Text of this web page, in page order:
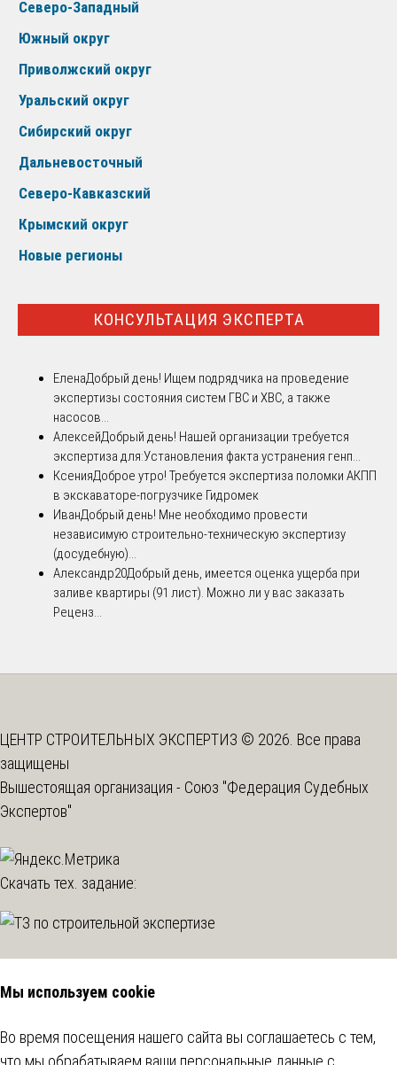
Северо-Западный
Южный округ
Приволжский округ
Уральский округ
Сибирский округ
Дальневосточный
Северо-Кавказский
Крымский округ
Новые регионы
КОНСУЛЬТАЦИЯ ЭКСПЕРТА
ЕленаДобрый день! Ищем подрядчика на проведение
экспертизы состояния систем ГВС и ХВС, а также
насосов...
АлексейДобрый день! Нашей организации требуется
экспертиза для:Установления факта устранения генп...
КсенияДоброе утро! Требуется экспертиза поломки АКПП
в экскаваторе-погрузчике Гидромек
ИванДобрый день! Мне необходимо провести
независимую строительно-техническую экспертизу
(досудебную)...
Александр20Добрый день, имеется оценка ущерба при
заливе квартиры (91 лист). Можно ли у вас заказать
Реценз...
ЦЕНТР СТРОИТЕЛЬНЫХ ЭКСПЕРТИЗ © 2026. Все права
защищены
Вышестоящая организация - Союз "Федерация Судебных
Экспертов"
Скачать тех. задание:
Мы используем cookie
Во время посещения нашего сайта вы соглашаетесь с тем,
что мы обрабатываем ваши персональные данные с